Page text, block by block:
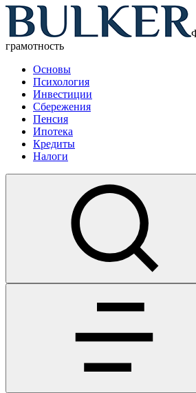
грамотность
Основы
Психология
Инвестиции
Сбережения
Пенсия
Ипотека
Кредиты
Налоги